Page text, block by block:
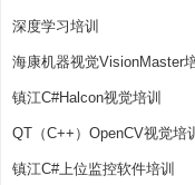
深度学习培训
海康机器视觉VisionMaster
镇江C#Halcon视觉培训
QT（C++）OpenCV视觉培
镇江C#上位监控软件培训